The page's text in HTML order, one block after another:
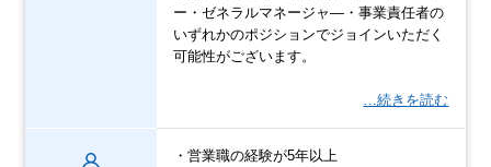
ー・ゼネラルマネージャ―・事業責任者の
いずれかのポジションでジョインいただく
可能性がございます。
…続きを読む
・営業職の経験が5年以上